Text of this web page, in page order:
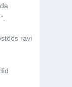
ravi